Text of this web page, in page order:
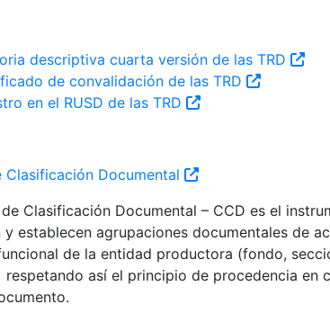
descriptiva cuarta versión de las TRD
de convalidación de las TRD
en el RUSD de las TRD
Clasificación Documental
Clasificación Documental – CCD es el
establecen agrupaciones documentales de
de la entidad productora (fondo,
respetando así el principio de procedencia en